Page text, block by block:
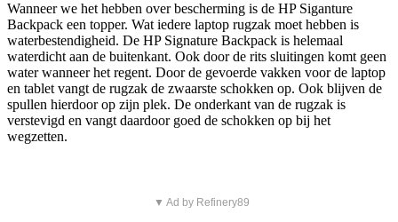
Wanneer we het hebben over bescherming is de HP Siganture
Backpack een topper. Wat iedere laptop rugzak moet hebben is
waterbestendigheid. De HP Signature Backpack is helemaal
waterdicht aan de buitenkant. Ook door de rits sluitingen komt geen
water wanneer het regent. Door de gevoerde vakken voor de laptop
en tablet vangt de rugzak de zwaarste schokken op. Ook blijven de
spullen hierdoor op zijn plek. De onderkant van de rugzak is
verstevigd en vangt daardoor goed de schokken op bij het
wegzetten.
▼ Ad by Refinery89